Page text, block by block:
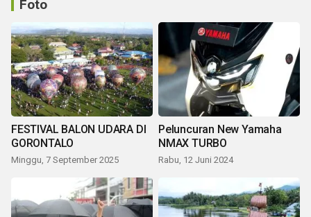
Foto
FESTIVAL BALON UDARA DI
GORONTALO
Minggu, 7 September 2025
Peluncuran New Yamaha
NMAX TURBO
Rabu, 12 Juni 2024